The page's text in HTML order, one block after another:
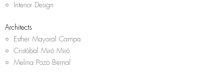
Interior Design
Architects
Esther Mayoral Campa
Cristóbal Miró Miró
Melina Pozo Bernal